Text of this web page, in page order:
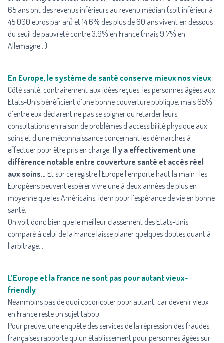
65 ans ont des revenus inférieurs au revenu médian (soit inférieur à
45 000 euros par an) et 14,6% des plus de 60 ans vivent en dessous
du seuil de pauvreté contre 3,9% en France (mais 9,7% en
Allemagne…).
En Europe, le système de santé conserve mieux nos vieux
Côté santé, contrairement aux idées reçues, les personnes âgées aux
Etats-Unis bénéficient d’une bonne couverture publique, mais 65%
d’entre eux déclarent ne pas se soigner ou retarder leurs
consultations en raison de problèmes d’accessibilité physique aux
soins et d’une méconnaissance concernant les démarches à
effectuer pour être pris en charge. Il y a effectivement une
différence notable entre couverture santé et accès réel
aux soins… Et sur ce registre l’Europe l’emporte haut la main : les
Européens peuvent espérer vivre une à deux années de plus en
moyenne que les Américains, idem pour l’espérance de vie en bonne
santé.
On voit donc bien que le meilleur classement des Etats-Unis
comparé à celui de la France laisse planer quelques doutes quant à
l’arbitrage…
L’Europe et la France ne sont pas pour autant vieux-
friendly
Néanmoins pas de quoi cocoricoter pour autant, car devenir vieux
en France reste un sujet tabou.
Pour preuve, une enquête des services de la répression des fraudes
françaises rapporte qu’un établissement pour personnes âgées sur